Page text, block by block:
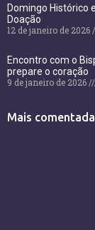
Domingo Histórico
Doação
12 de janeiro de 2026
Encontro com o
prepare o coração
9 de janeiro de 2026
Mais